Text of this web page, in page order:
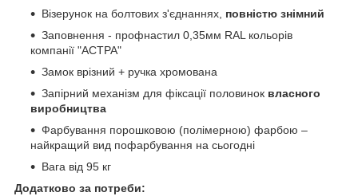
Візерунок на болтових з'єднаннях, повністю знімний
Заповнення - профнастил 0,35мм RAL кольорів
компанії "АСТРА"
Замок врізний + ручка хромована
Запірний механізм для фіксації половинок власного
виробництва
Фарбування порошковою (полімерною) фарбою –
найкращий вид пофарбування на сьогодні
Вага від 95 кг
Додатково за потреби: